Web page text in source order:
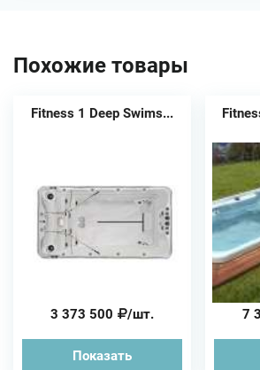
Похожие товары
Fitness 1 Deep Swims...
3 373 500 /шт.
Показать
7